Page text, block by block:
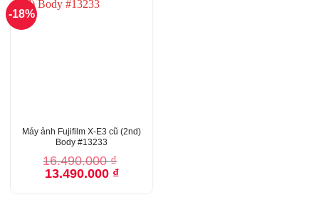
-18%
Máy ảnh Fujifilm X-E3 cũ (2nd)
Body #13233
16.490.000₫
Giá
gốc
13.490.000 ₫Giá